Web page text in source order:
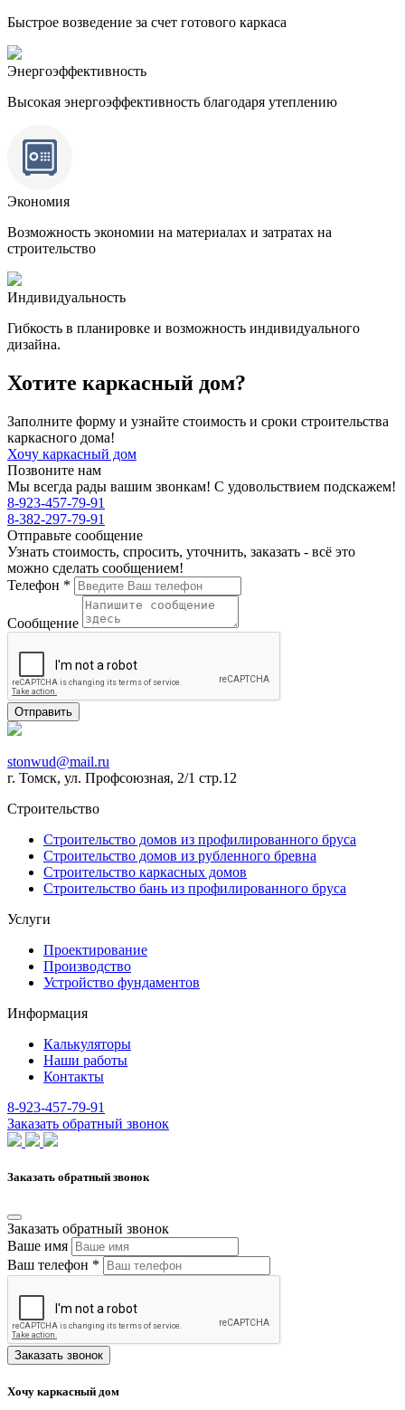
Быстрое возведение за счет готового каркаса
Энергоэффективность
Высокая энергоэффективность благодаря утеплению
Экономия
Возможность экономии на материалах и затратах на
строительство
Индивидуальность
Гибкость в планировке и возможность индивидуального
дизайна.
Хотите каркасный дом?
Заполните форму и узнайте стоимость и сроки строительства
каркасного дома!
Хочу каркасный дом
Позвоните нам
Мы всегда рады вашим звонкам! С удовольствием подскажем!
8-923-457-79-91
8-382-297-79-91
Отправьте сообщение
Узнать стоимость, спросить, уточнить, заказать - всё это
можно сделать сообщением!
Телефон *
Сообщение
stonwud@mail.ru
г. Томск, ул. Профсоюзная, 2/1 стр.12
Строительство
Строительство домов из профилированного бруса
Строительство домов из рубленного бревна
Строительство каркасных домов
Строительство бань из профилированного бруса
Услуги
Проектирование
Производство
Устройство фундаментов
Информация
Калькуляторы
Наши работы
Контакты
8-923-457-79-91
Заказать обратный звонок
Заказать обратный звонок
Заказать обратный звонок
Ваше имя
Ваш телефон *
Хочу каркасный дом